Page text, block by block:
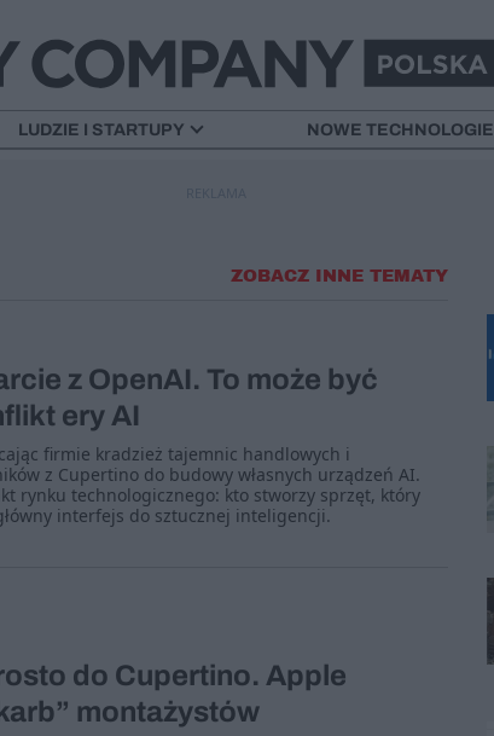
LUDZIE I STARTUPY NOWE TECHNOLOGIE
ZOBACZ INNE TEMATY
z OpenAI. To może być
ery AI
firmie kradzież tajemnic handlowych i
z Cupertino do budowy własnych urządzeń AI.
rynku technologicznego: kto stworzy sprzęt, który
interfejs do sztucznej inteligencji.
do Cupertino. Apple
montażystów